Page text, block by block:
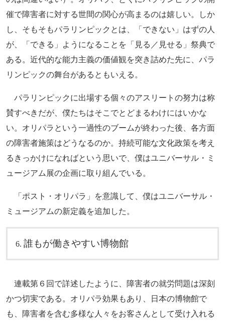
催で障害者に対する世間の関心が高まるのは嬉しい。しか
し、そもそもパラリンピックとは、「できない」はずの人
が、「できる」ようになることを「見る／見せる」祭典で
ある。近代的な能力主義の価値観を突き詰めた先に、パラ
リンピックの舞台があるともいえる。
パラリンピックに出場する個々のアスリートの努力は称
賛すべきだが、僕たちはそこでとどまるわけにはいかな
い。オリパラという一過性のブームが終わった後、各方面
の障害者施策はどうなるのか。持続可能な文化政策を考え
るきっかけになればという思いで、僕はユニバーサル・ミ
ュージアム展の企画に取り組んでいる。
「ポスト・オリパラ」を意識して、僕はユニバーサル・
ミュージアムの新定義を追加した。
誰もが働きやすい博物館
連載第６回で詳述したように、障害者の就労問題は深刻
かつ切実である。オリパラ効果もあり、日本の博物館で
も、障害者を含む多様な人々をお客さんとして受け入れる